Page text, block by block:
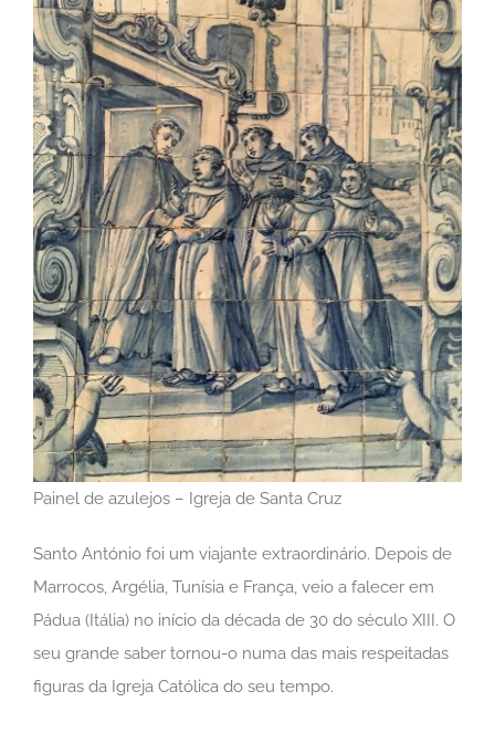
Painel de azulejos – Igreja de Santa Cruz
Santo António foi um viajante extraordinário. Depois de
Marrocos, Argélia, Tunísia e França, veio a falecer em
Pádua (Itália) no início da década de 30 do século XIII. O
seu grande saber tornou-o numa das mais respeitadas
figuras da Igreja Católica do seu tempo.